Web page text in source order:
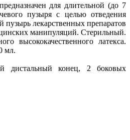
для длительной (до 7
пузыря с целью отведения
пузырь лекарственных препаратов
манипуляций. Стерильный.
высококачественного латекса.
мл.
дистальный конец, 2 боковых